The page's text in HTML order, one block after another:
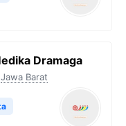
Dramaga
Jawa Barat